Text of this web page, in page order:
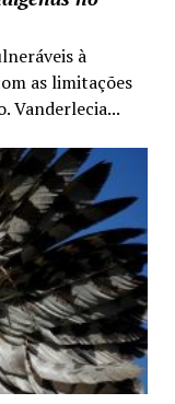
à
as limitações
Vanderlecia...